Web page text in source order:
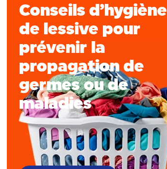
Conseils d’hygiène
de lessive pour
prévenir la
propagation de
germes ou de
maladies